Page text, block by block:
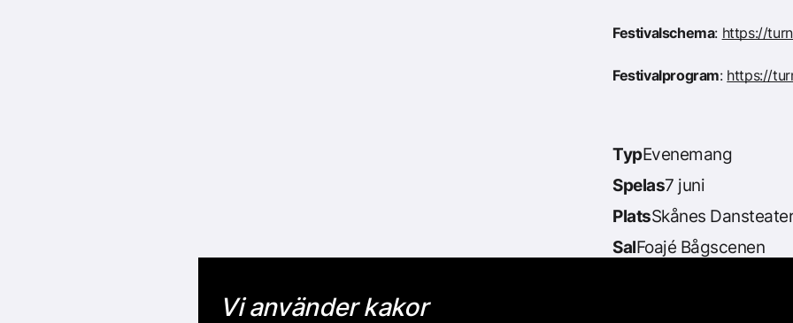
Festivalschema: https://
Festivalprogram: https://
TypEvenemang
Spelas7 juni
PlatsSkånes Dansteater
SalFoajé Bågscenen
Vi använder kakor